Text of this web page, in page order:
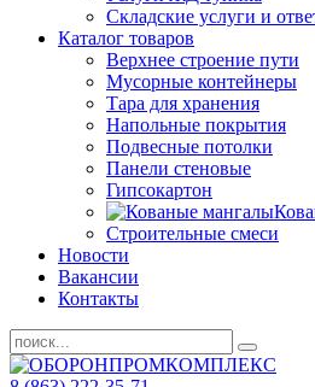
Складские услуги и
Каталог товаров
Верхнее строение пути
Мусорные контейнеры
Тара для хранения
Напольные покрытия
Подвесные потолки
Панели стеновые
Гипсокартон
Строительные смеси
Новости
Вакансии
Контакты